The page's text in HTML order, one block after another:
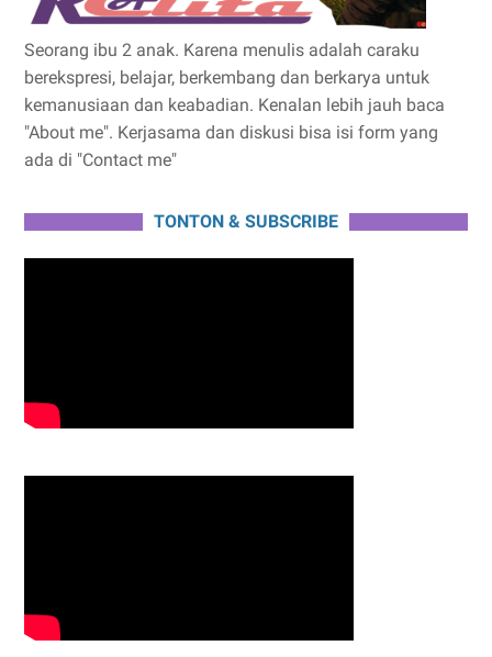
Seorang ibu 2 anak. Karena menulis adalah caraku
berekspresi, belajar, berkembang dan berkarya untuk
kemanusiaan dan keabadian. Kenalan lebih jauh baca
"About me". Kerjasama dan diskusi bisa isi form yang
ada di "Contact me"
TONTON & SUBSCRIBE